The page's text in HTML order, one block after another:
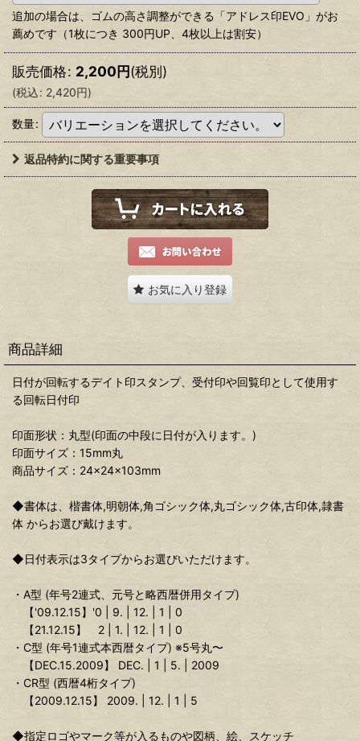
追加の場合は、ゴムの高さ調整ができる「アドレス印EVO」がお
薦めです（1枚につき 300円UP、4枚以上は割安）
販売価格: 2,200円(税別)
(税込: 2,420円)
数量:
返品特約に関する重要事項
お気に入り登録
商品詳細
日付が回転するデイト印スタンプ、受付印や回覧印として使用す
る回転日付印
印面形状：丸型(印面の中段に日付が入ります。)
印面サイズ：15mm丸
商品サイズ：24×24×103mm
◆書体は、楷書体,明朝体,角ゴシック体,丸ゴシック体,古印体,隷書
体 からお選び戴けます。
◆日付表示は3タイプからお選びいただけます。
・A型 (年号2連式、元号と略西暦併用タイプ)
【'09.12.15】'0 | 9. | 12. | 1 | 0
【21.12.15】 2 | 1. | 12. | 1 | 0
・C型 (年号1連式本西暦タイプ) ※5号丸〜
【DEC.15.2009】 DEC. | 1 | 5. | 2009
・CR型 (西暦4桁タイプ)
【2009.12.15】 2009. | 12. | 1 | 5
◆指定ロゴやマーク等が入るものや図柄、絵、スケッチ